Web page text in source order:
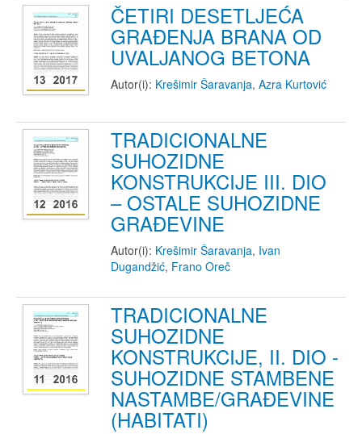
ČETIRI DESETLJEĆA
GRAĐENJA BRANA OD
UVALJANOG BETONA
Autor(i): Krešimir Šaravanja, Azra Kurtović
TRADICIONALNE
SUHOZIDNE
KONSTRUKCIJE III. DIO
– OSTALE SUHOZIDNE
GRAĐEVINE
Autor(i): Krešimir Šaravanja, Ivan
Dugandžić, Frano Oreč
TRADICIONALNE
SUHOZIDNE
KONSTRUKCIJE, II. DIO -
SUHOZIDNE STAMBENE
NASTAMBE/GRAĐEVINE
(HABITATI)